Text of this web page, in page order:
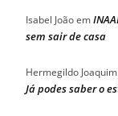
Isabel Joãoem
sem sair de casa
Hermegildo
Já podes saber o